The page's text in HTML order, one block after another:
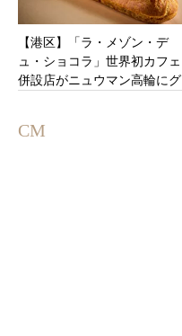
【港区】「ラ・メゾン・デ
ュ・ショコラ」世界初カフェ
併設店がニュウマン高輪にグ
CM